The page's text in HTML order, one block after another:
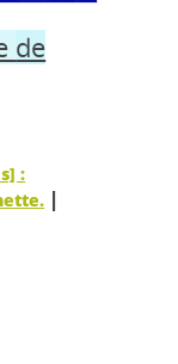
de
:
|